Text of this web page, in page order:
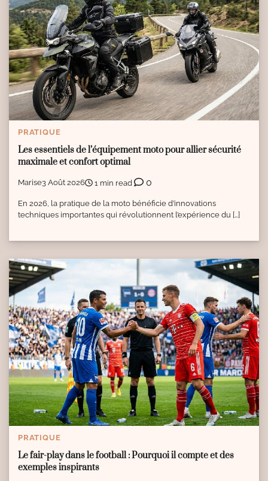
PRATIQUE
Les essentiels de l’équipement moto pour allier sécurité
maximale et confort optimal
Marise3 Août 2026 1 min read 0
En 2026, la pratique de la moto bénéficie d’innovations
techniques importantes qui révolutionnent l’expérience du […]
PRATIQUE
Le fair-play dans le football : Pourquoi il compte et des
exemples inspirants